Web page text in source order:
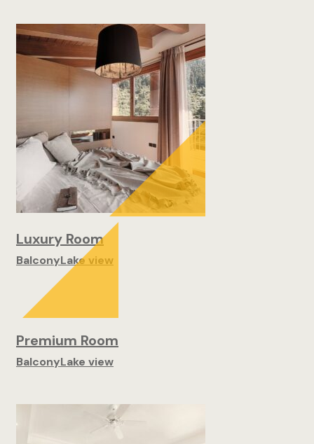
Luxury Room
BalconyLake view
Premium Room
BalconyLake view